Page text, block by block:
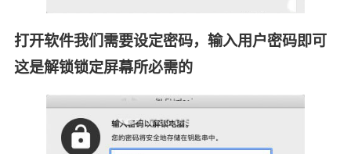
打开软件我们需要设定密码，输入用户密码即可
这是解锁锁定屏幕所必需的